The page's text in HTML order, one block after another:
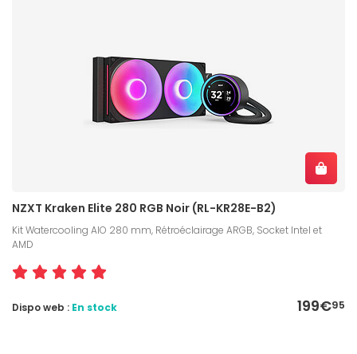
NZXT Kraken Elite 280 RGB Noir (RL-KR28E-B2)
Kit Watercooling AIO 280 mm, Rétroéclairage ARGB, Socket Intel et
AMD
199€95
Dispo web : En stock